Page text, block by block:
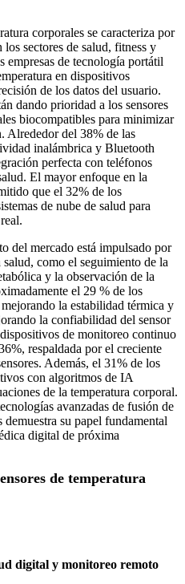
corporales se caracteriza por
sectores de salud, fitness y
empresas de tecnología portátil
en dispositivos
de los datos del usuario.
dando prioridad a los sensores
biocompatibles para minimizar
Alrededor del 38% de las
inalámbrica y Bluetooth
perfecta con teléfonos
El mayor enfoque en la
que el 32% de los
de nube de salud para
del mercado está impulsado por
como el seguimiento de la
y la observación de la
el 29 % de los
la estabilidad térmica y
la confiabilidad del sensor
de monitoreo continuo
respaldada por el creciente
Además, el 31% de los
con algoritmos de IA
de la temperatura corporal.
avanzadas de fusión de
demuestra su papel fundamental
digital de próxima
de temperatura
digital y monitoreo remoto